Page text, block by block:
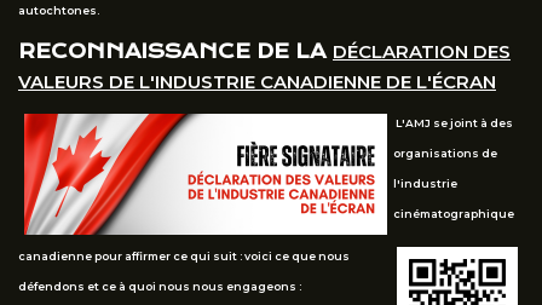
autochtones.
RECONNAISSANCE DE LA DÉCLARATION DES
VALEURS DE L'INDUSTRIE CANADIENNE DE L'ÉCRAN
L'AMJ se joint à des
organisations de
l'industrie
cinématographique
canadienne pour affirmer ce qui suit : voici ce que nous
défendons et ce à quoi nous nous engageons :